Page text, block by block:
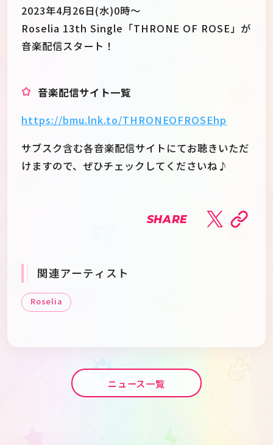
2023年4月26日(水)0時～
Roselia 13th Single「THRONE OF ROSE」が
音楽配信スタート！
音楽配信サイト一覧
https://bmu.lnk.to/THRONEOFROSEhp
サブスク含む各音楽配信サイトにてお聴きいただ
けますので、ぜひチェックしてくださいね♪
SHARE
関連アーティスト
Roselia
ニュース一覧